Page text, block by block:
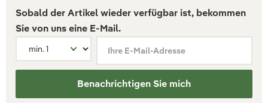
Sobald der Artikel wieder verfügbar ist, bekommen
Sie von uns eine E-Mail.
Ihre E-Mail-Adresse
Benachrichtigen Sie mich